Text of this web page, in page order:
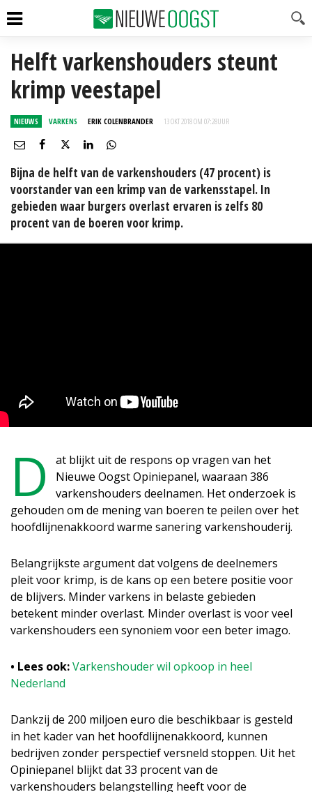
Helft varkenshouders steunt
krimp veestapel
NIEUWS VARKENS ERIK COLENBRANDER 13 OKT 2018 OM 07:28UUR
Bijna de helft van de varkenshouders (47 procent) is
voorstander van een krimp van de varkensstapel. In
gebieden waar burgers overlast ervaren is zelfs 80
procent van de boeren voor krimp.
D
at blijkt uit de respons op vragen van het
Nieuwe Oogst Opiniepanel, waaraan 386
varkenshouders deelnamen. Het onderzoek is
gehouden om de mening van boeren te peilen over het
hoofdlijnenakkoord warme sanering varkenshouderij.
Belangrijkste argument dat volgens de deelnemers
pleit voor krimp, is de kans op een betere positie voor
de blijvers. Minder varkens in belaste gebieden
betekent minder overlast. Minder overlast is voor veel
varkenshouders een synoniem voor een beter imago.
• Lees ook:Varkenshouder wil opkoop in heel
Nederland
Dankzij de 200 miljoen euro die beschikbaar is gesteld
in het kader van het hoofdlijnenakkoord, kunnen
bedrijven zonder perspectief versneld stoppen. Uit het
Opiniepanel blijkt dat 33 procent van de
varkenshouders belangstelling heeft voor de